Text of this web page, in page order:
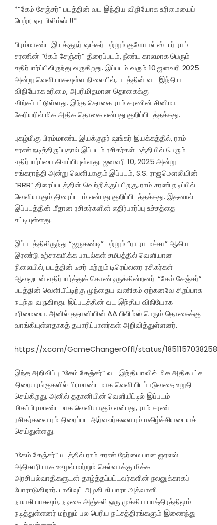
*”கேம் சேஞ்சர்” படத்தின் வட இந்திய விநியோக உரிமையைப்
பெற்ற ஏஏ பிலிம்ஸ் !!*
பிரம்மாண்ட இயக்குநர் ஷங்கர் மற்றும் குளோபல் ஸ்டார் ராம்
சரணின் “கேம் சேஞ்சர்” திரைப்படம், நீண்ட காலமாக பெரும்
எதிர்பார்ப்பிலிருந்து வருகிறது. இப்படம் வரும் 10 ஜனவரி 2025
அன்று வெளியாகவுள்ள நிலையில், படத்தின் வட இந்திய
விநியோக உரிமை, அபரிமிதமான தொகைக்கு
விற்கப்பட்டுள்ளது. இந்த தொகை ராம் சரணின் சினிமா
கேரியரில் மிக அதிக தொகை என்பது குறிப்பிடத்தக்கது.
புகழ்மிகு பிரம்மாண்ட இயக்குநர் ஷங்கர் இயக்கத்தில், ராம்
சரண் நடித்திருப்பதால் இப்படம் ரசிகர்கள் மத்தியில் பெரும்
எதிர்பார்ப்பை கிளப்பியுள்ளது. ஜனவரி 10, 2025 அன்று
சங்கராந்தி அன்று வெளியாகும் இப்படம், S.S. ராஜமௌலியின்
“RRR” திரைப்படத்தின் வெற்றிக்குப் பிறகு, ராம் சரண் நடிப்பில்
வெளியாகும் திரைப்படம் என்பது குறிப்பிடத்தக்கது. இதனால்
இப்படத்தின் மீதான ரசிகர்களின் எதிர்பார்ப்பு உச்சத்தை
எட்டியுள்ளது.
இப்படத்திலிருந்து “ஜருகண்டி” மற்றும் “ரா ரா மச்சா” ஆகிய
இரண்டு உற்சாகமிக்க பாடல்கள் சமீபத்தில் வெளியான
நிலையில், படத்தின் டீசர் மற்றும் டிரெய்லரை ரசிகர்கள்
ஆவலுடன் எதிர்பார்த்துக் கொண்டிருக்கின்றனர். “கேம் சேஞ்சர்”
படத்தின் வெளியீட்டிற்கு முந்தைய வணிகம் ஏற்கனவே சிறப்பாக
நடந்து வருகிறது, இப்படத்தின் வட இந்திய விநியோக
உரிமையை, அனில் ததானியின் AA பிலிம்ஸ் பெரும் தொகைக்கு
வாங்கியுள்ளதாகத் தயாரிப்பாளர்கள் அறிவித்துள்ளனர்.
https://x.com/GameChangerOffl/status/
இந்த அறிவிப்பு “கேம் சேஞ்சர்” வட இந்தியாவில் மிக அதிகபட்ச
திரையரங்குகளில் பிரமாண்டமாக வெளியிடப்படுவதை உறுதி
செய்கிறது, அனில் ததானியின் வெளியீட்டில் இப்படம்
மிகப்பிரமாண்டமாக வெளியாகும் என்பது, ராம் சரண்
ரசிகர்களையும் திரைப்பட ஆர்வலர்களையும் மகிழ்ச்சியடையச்
செய்துள்ளது.
“கேம் சேஞ்சர்” படத்தில் ராம் சரண் நேர்மையான ஐஏஎஸ்
அதிகாரியாக ஊழல் மற்றும் செல்வாக்கு மிக்க
அரசியல்வாதிகளுடன் தாழ்த்தப்பட்டவர்களின் நலனுக்காகப்
போராடுகிறார். பாலிவுட் அழகி கியாரா அத்வானி
நாயகியாகவும், நடிகை அஞ்சலி ஒரு முக்கிய பாத்திரத்திலும்
நடித்துள்ளனர் மற்றும் பல பெரிய நட்சத்திரங்களும் இணைந்து